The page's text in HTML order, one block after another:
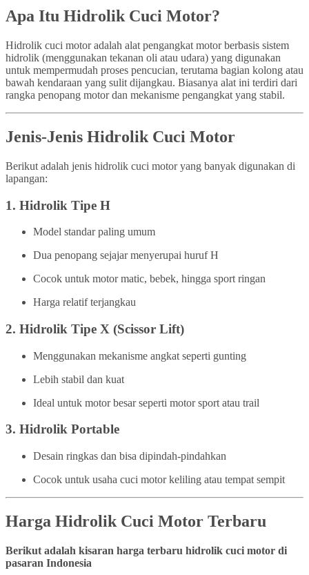
Apa Itu Hidrolik Cuci Motor?
Hidrolik cuci motor adalah alat pengangkat motor berbasis sistem
hidrolik (menggunakan tekanan oli atau udara) yang digunakan
untuk mempermudah proses pencucian, terutama bagian kolong atau
bawah kendaraan yang sulit dijangkau. Biasanya alat ini terdiri dari
rangka penopang motor dan mekanisme pengangkat yang stabil.
Jenis-Jenis Hidrolik Cuci Motor
Berikut adalah jenis hidrolik cuci motor yang banyak digunakan di
lapangan:
1. Hidrolik Tipe H
Model standar paling umum
Dua penopang sejajar menyerupai huruf H
Cocok untuk motor matic, bebek, hingga sport ringan
Harga relatif terjangkau
2. Hidrolik Tipe X (Scissor Lift)
Menggunakan mekanisme angkat seperti gunting
Lebih stabil dan kuat
Ideal untuk motor besar seperti motor sport atau trail
3. Hidrolik Portable
Desain ringkas dan bisa dipindah-pindahkan
Cocok untuk usaha cuci motor keliling atau tempat sempit
Harga Hidrolik Cuci Motor Terbaru
Berikut adalah kisaran harga terbaru hidrolik cuci motor di
pasaran Indonesia